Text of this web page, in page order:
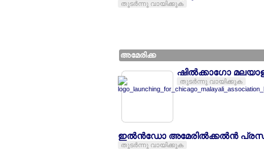
തുടര്‍ന്നു വായിക്കുക
അമേരിക്ക
ഷില്‍ക്കാഗോ
തുടര്‍ന്നു വായിക്കുക
ഇല്‍ന്‍ഡോ അമേരില്‍ക്കല്‍ന്‍
തുടര്‍ന്നു വായിക്കുക